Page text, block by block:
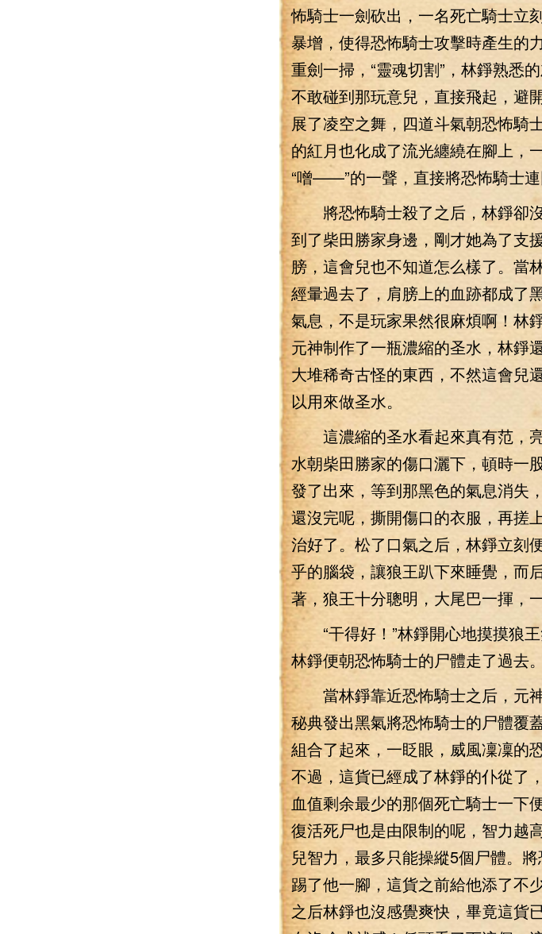
怖騎士一劍砍出，一名死亡騎士立
暴增，使得恐怖騎士攻擊時產生的
重劍一掃，“靈魂切割”，林錚熟悉
不敢碰到那玩意兒，直接飛起，避
展了凌空之舞，四道斗氣朝恐怖騎
的紅月也化成了流光纏繞在腳上，
“噌——”的一聲，直接將恐怖騎士
將恐怖騎士殺了之后，林錚卻
到了柴田勝家身邊，剛才她為了支
膀，這會兒也不知道怎么樣了。當
經暈過去了，肩膀上的血跡都成了
氣息，不是玩家果然很麻煩啊！林
元神制作了一瓶濃縮的圣水，林錚
大堆稀奇古怪的東西，不然這會兒
以用來做圣水。
這濃縮的圣水看起來真有范，
水朝柴田勝家的傷口灑下，頓時一
發了出來，等到那黑色的氣息消失
還沒完呢，撕開傷口的衣服，再搓
治好了。松了口氣之后，林錚立刻
乎的腦袋，讓狼王趴下來睡覺，而
著，狼王十分聰明，大尾巴一揮，
“干得好！”林錚開心地摸摸狼王
林錚便朝恐怖騎士的尸體走了過去。
當林錚靠近恐怖騎士之后，元神
秘典發出黑氣將恐怖騎士的尸體覆
組合了起來，一眨眼，威風凜凜的
不過，這貨已經成了林錚的仆從了
血值剩余最少的那個死亡騎士一下
復活死尸也是由限制的呢，智力越
兒智力，最多只能操縱5個尸體。
踢了他一腳，這貨之前給他添了不
之后林錚也沒感覺爽快，畢竟這貨